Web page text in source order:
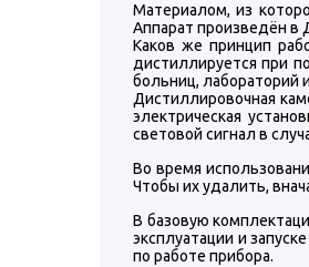
Материалом, из
Аппарат произведён в
Каков же принцип
дистиллируется при
больниц, лабораторий
Дистиллировочная
электрическая
световой сигнал в
Во время
Чтобы их удалить,
В базовую
эксплуатации и
по работе прибора.